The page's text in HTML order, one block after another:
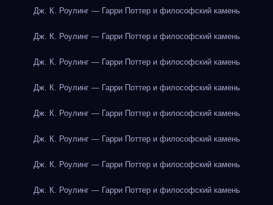
Дж. К. Роулинг — Гарри Поттер и философский камень
Дж. К. Роулинг — Гарри Поттер и философский камень
Дж. К. Роулинг — Гарри Поттер и философский камень
Дж. К. Роулинг — Гарри Поттер и философский камень
Дж. К. Роулинг — Гарри Поттер и философский камень
Дж. К. Роулинг — Гарри Поттер и философский камень
Дж. К. Роулинг — Гарри Поттер и философский камень
Дж. К. Роулинг — Гарри Поттер и философский камень